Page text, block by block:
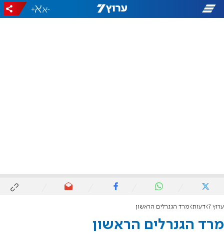
-
+
ערוץ 7 דעות מרד הגנרלים הראשון
מרד הגנרלים הראשון